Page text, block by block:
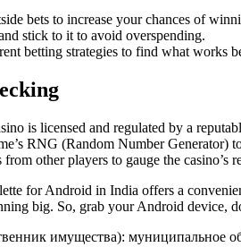
bets to increase your chances of
stick to it to avoid overspending.
betting strategies to find what works
is licensed and regulated by a
RNG (Random Number Generator)
other players to gauge the casino’s
for Android in India offers a
big. So, grab your Android device,
имущества): муниципальное